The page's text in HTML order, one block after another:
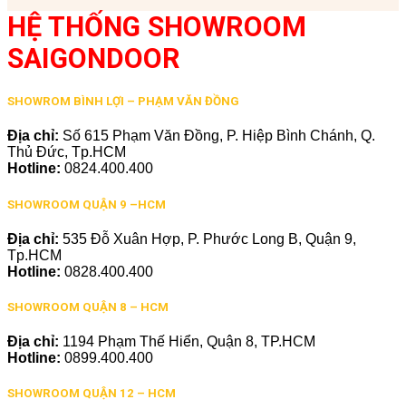
HỆ THỐNG SHOWROOM
SAIGONDOOR
SHOWROM BÌNH LỢI – PHẠM VĂN ĐỒNG
Địa chỉ: Số 615 Phạm Văn Đồng, P. Hiệp Bình Chánh, Q.
Thủ Đức, Tp.HCM
Hotline: 0824.400.400
SHOWROOM QUẬN 9 –HCM
Địa chỉ: 535 Đỗ Xuân Hợp, P. Phước Long B, Quận 9,
Tp.HCM
Hotline: 0828.400.400
SHOWROOM QUẬN 8 – HCM
Địa chỉ: 1194 Phạm Thế Hiển, Quận 8, TP.HCM
Hotline: 0899.400.400
SHOWROOM QUẬN 12 – HCM